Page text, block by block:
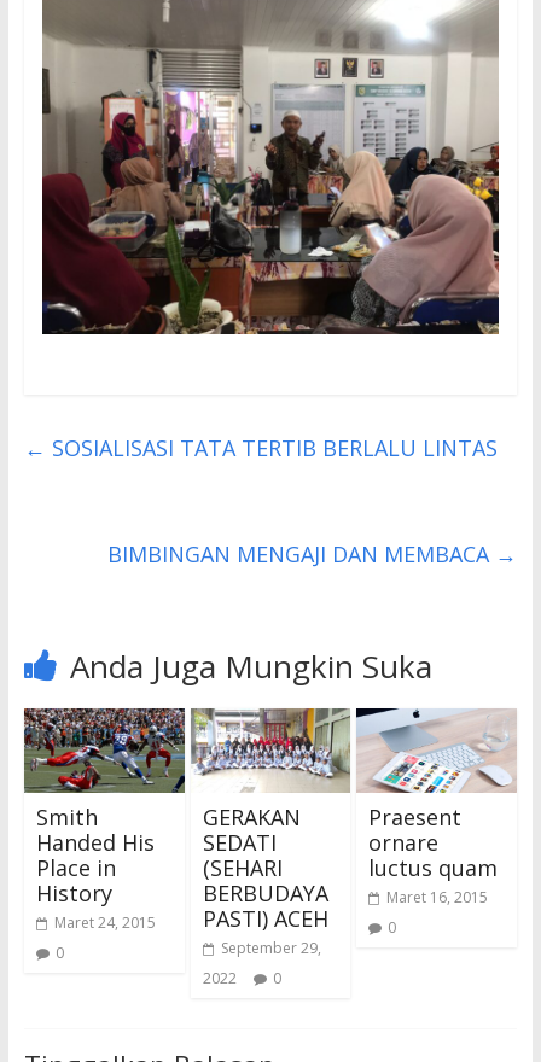
← SOSIALISASI TATA TERTIB BERLALU LINTAS
BIMBINGAN MENGAJI DAN MEMBACA →
Anda Juga Mungkin Suka
Smith
Handed His
Place in
History
Maret 24, 2015
0
GERAKAN
SEDATI
(SEHARI
BERBUDAYA
PASTI) ACEH
September 29,
2022
0
Praesent
ornare
luctus quam
Maret 16, 2015
0